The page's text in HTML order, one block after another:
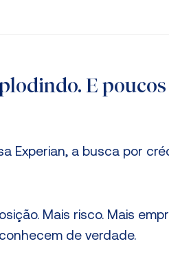
E poucos
Experian, a busca por
Mais risco. Mais
de verdade.